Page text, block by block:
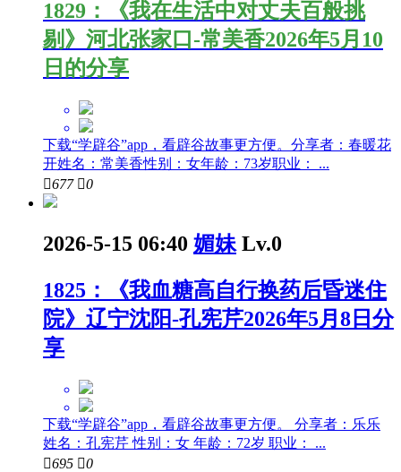
1829：《我在生活中对丈夫百般挑
剔》河北张家口-常美香2026年5月10
日的分享
下载“学辟谷”app，看辟谷故事更方便。分享者：春暖花
开姓名：常美香性别：女年龄：73岁职业： ...
677 0
2026-5-15 06:40 媚妹 Lv.0
1825：《我血糖高自行换药后昏迷住
院》辽宁沈阳-孔宪芹2026年5月8日分
享
下载“学辟谷”app，看辟谷故事更方便。 分享者：乐乐
姓名：孔宪芹 性别：女 年龄：72岁 职业： ...
695 0